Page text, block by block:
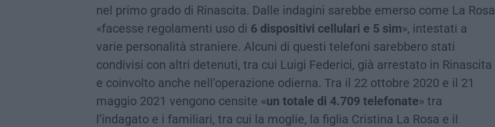
nel primo grado di Rinascita. Dalle indagini sarebbe emerso come La Rosa
«facesse regolamenti uso di 6 dispositivi cellulari e 5 sim», intestati a
varie personalità straniere. Alcuni di questi telefoni sarebbero stati
condivisi con altri detenuti, tra cui Luigi Federici, già arrestato in Rinascita
e coinvolto anche nell’operazione odierna. Tra il 22 ottobre 2020 e il 21
maggio 2021 vengono censite «un totale di 4.709 telefonate» tra
l’indagato e i familiari, tra cui la moglie, la figlia Cristina La Rosa e il